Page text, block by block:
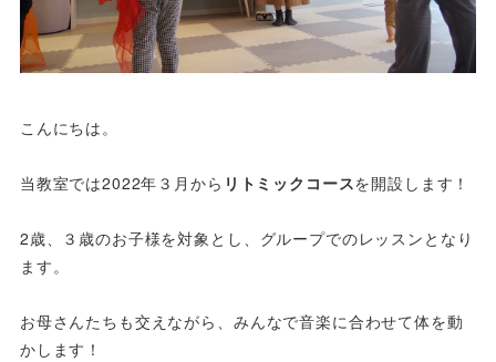
こんにちは。
当教室では2022年３月から リトミックコースを開設します！
2歳、３歳のお子様を対象とし、グループでのレッスンとなり
ます。
お母さんたちも交えながら、みんなで音楽に合わせて体を動
かします！